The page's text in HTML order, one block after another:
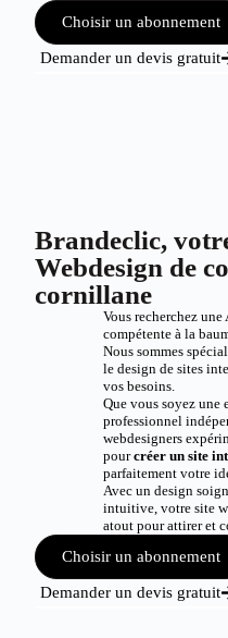
Choisir un abonnement
Demander un devis gratuit
Brandeclic,
Webdesign de
cornillane
Vous recherchez
compétente à la
Nous sommes
le design de sites
vos besoins.
Que vous soyez une
professionnel
webdesigners
pourcréer un site
parfaitement votre
Avec un design
intuitive, votre site
atout pour attirer et
Choisir un abonnement
Demander un devis gratuit